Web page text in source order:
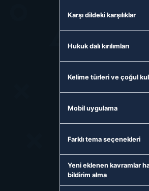
Karşı dildeki karşılıklar
Hukuk dalı kırılımları
Kelime türleri ve çoğul
Mobil uygulama
Farklı tema seçenekleri
Yeni eklenen kavramlar
bildirim alma